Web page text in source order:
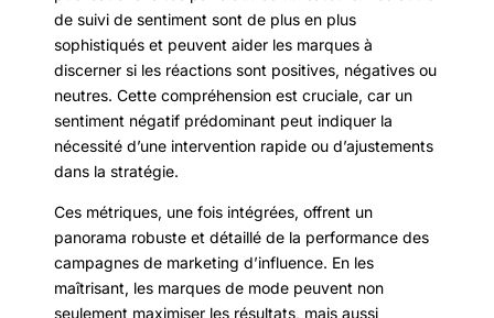
de suivi de sentiment sont de plus en plus
sophistiqués et peuvent aider les marques à
discerner si les réactions sont positives, négatives ou
neutres. Cette compréhension est cruciale, car un
sentiment négatif prédominant peut indiquer la
nécessité d’une intervention rapide ou d’ajustements
dans la stratégie.
Ces métriques, une fois intégrées, offrent un
panorama robuste et détaillé de la performance des
campagnes de marketing d’influence. En les
maîtrisant, les marques de mode peuvent non
seulement maximiser les résultats, mais aussi